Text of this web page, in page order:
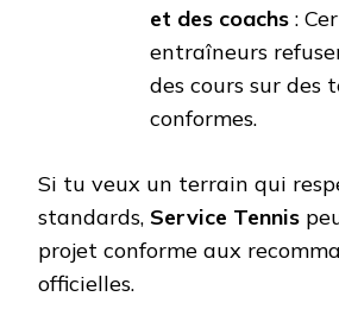
et des coachs :
entraîneurs
des cours sur des
conformes.
Si tu veux un terrain qui
standards, Service Tennis
projet conforme aux
officielles.